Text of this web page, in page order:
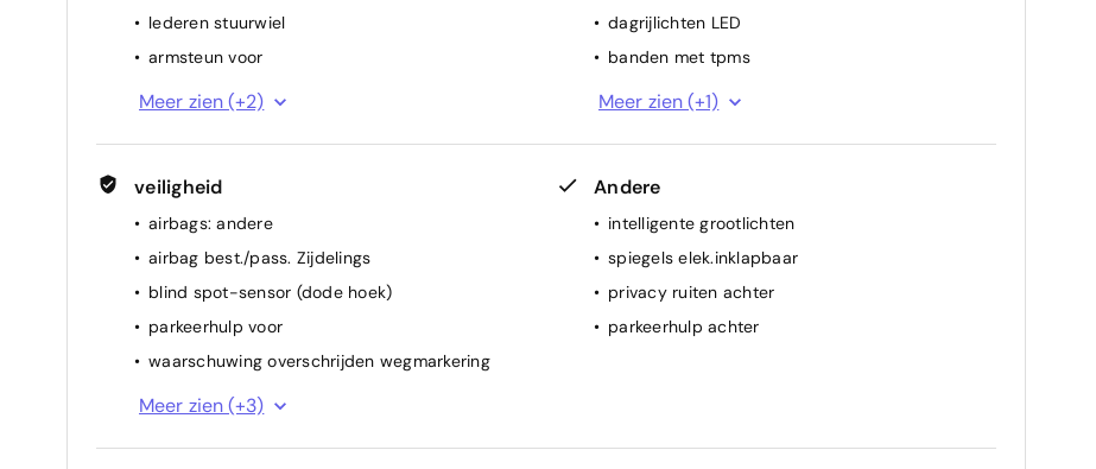
airconditioning (vol autom.)
verwarmde zetel(s) voor
lederen stuurwiel
armsteun voor
sportzetels voor
Meer zien (+2)
dagrijlichten LED
banden met tpms
dakrails
Meer zien (+1)
veiligheid
airbags: andere
airbag best./pass. Zijdelings
blind spot-sensor (dode hoek)
parkeerhulp voor
waarschuwing overschrijden wegmarkering
achteruitrijcamera
Meer zien (+3)
Andere
intelligente grootlichten
spiegels elek.inklapbaar
privacy ruiten achter
parkeerhulp achter